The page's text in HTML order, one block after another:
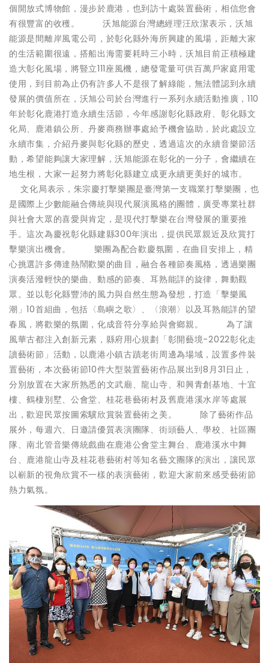
個開放式博物館，漫步於鹿港，也到訪十處裝置藝術，相信您會
有很豐富的收穫。 沃旭能源台灣總經理汪欣潔表示，沃旭
能源是間離岸風電公司，於彰化縣外海所興建的風場，距離大家
的生活範圍很遠，搭船出海需要耗時三小時，沃旭目前正積極建
造大彰化風場，將豎立111座風機，總發電量可供百萬戶家庭用電
使用，到目前為止仍有許多人不是很了解綠能，無法體認到永續
發展的價值所在，沃旭公司於台灣進行一系列永續活動推廣，110
年於彰化鹿港打造永續生活節，今年感謝彰化縣政府、彰化縣文
化局、鹿港鎮公所、丹麥商務辦事處給予機會協助，於此處設立
永續市集，介紹丹麥與彰化縣的歷史，透過這次的永續音樂節活
動，希望能夠讓大家理解，沃旭能源在彰化的一分子，會繼續在
地生根，大家一起努力將彰化縣建立成更永續更美好的城市。
文化局表示，朱宗慶打擊樂團是臺灣第一支職業打擊樂團，也
是國際上少數能融合傳統與現代展演風格的團體，廣受專業社群
與社會大眾的喜愛與肯定，是現代打擊樂在台灣發展的重要推
手。這次為慶祝彰化縣建縣300年演出，提供民眾親近及欣賞打
擊樂演出機會。 樂團為配合歡慶氛圍，在曲目安排上，精
心挑選許多傳達熱鬧歡樂的曲目，融合各種節奏風格，透過樂團
演奏活潑輕快的樂曲、動感的節奏、耳熟能詳的旋律，舞動觀
眾。並以彰化縣豐沛的風力與自然生態為發想，打造「擊樂風
潮」10首組曲，包括〈島嶼之歌〉、〈浪潮〉以及耳熟能詳的望
春風，將歡樂的氛圍，化成音符分享給與會鄉親。 為了讓
風華古都注入創新元素，縣府用心規劃「彰開藝境-2022彰化走
讀藝術節」活動，以鹿港小鎮古蹟老街周邊為場域，設置多件裝
置藝術，本次藝術節10件大型裝置藝術作品展出到8月31日止，
分別放置在大家所熟悉的文武廟、龍山寺、和興青創基地、十宜
樓、鶴棲別墅、公會堂、桂花巷藝術村及舊鹿港溪水岸等處展
出，歡迎民眾按圖索驥欣賞裝置藝術之美。 除了藝術作品
展外，每週六、日邀請優質表演團隊、街頭藝人、學校、社區團
隊、南北管音樂傳統戲曲在鹿港公會堂主舞台、鹿港溪水中舞
台、鹿港龍山寺及桂花巷藝術村等知名藝文團隊的演出，讓民眾
以嶄新的視角欣賞不一樣的表演藝術，歡迎大家前來感受藝術節
熱力氣氛。